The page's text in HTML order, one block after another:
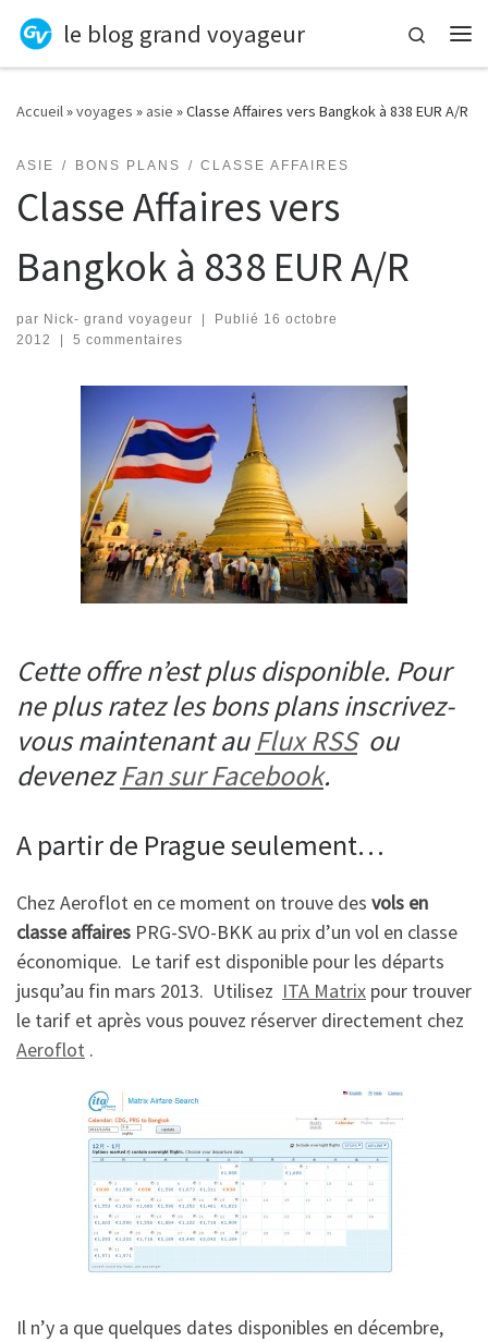
Skip to content
le blog grand voyageur
Search
Accueil»voyages » asie »Classe Affaires vers Bangkok à 838 EUR A/R
ASIE BONS PLANS CLASSE AFFAIRES
Classe Affaires vers
Bangkok à 838 EUR A/R
par Nick- grand voyageur | Publié 16 octobre
2012
| 5 commentaires
Cette offre n’est plus disponible. Pour
ne plus ratez les bons plans inscrivez-
vous maintenant auFlux RSSou
devenezFan sur Facebook.
A partir de Prague seulement…
Chez Aeroflot en ce moment on trouve des vols en
classe affaires PRG-SVO-BKK au prix d’un vol en classe
économique. Le tarif est disponible pour les départs
jusqu’au fin mars 2013. Utilisez ITA Matrix pour trouver
le tarif et après vous pouvez réserver directement chez
Aeroflot .
Il n’y a que quelques dates disponibles en décembre,